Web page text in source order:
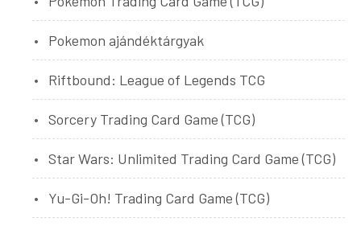
Pokemon ajándéktárgyak
Riftbound: League of Legends TCG
Sorcery Trading Card Game (TCG)
Star Wars: Unlimited Trading Card Game (TCG)
Yu-Gi-Oh! Trading Card Game (TCG)